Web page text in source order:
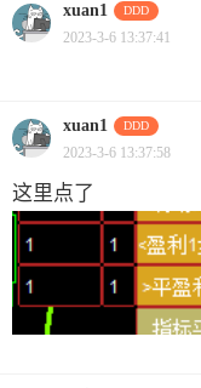
xuan1 DDD
2023-3-6 13:37:41
xuan1 DDD
2023-3-6 13:37:58
这里点了